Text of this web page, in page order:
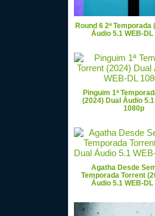
Round 6 2ª Temporada
Áudio 5.1 WEB-DL
Pinguim 1ª
(2024) Dual Áudio
1080p
Agatha Desde
Temporada Torrent
Áudio 5.1 WEB-DL